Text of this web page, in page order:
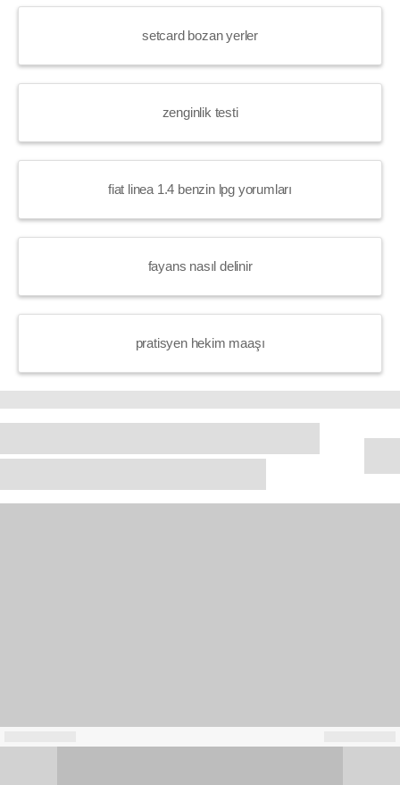
setcard bozan yerler
zenginlik testi
fiat linea 1.4 benzin lpg yorumları
fayans nasıl delinir
pratisyen hekim maaşı